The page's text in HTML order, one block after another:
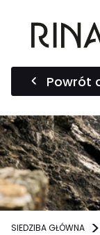
Powrót
SIEDZIBA GŁÓWNA